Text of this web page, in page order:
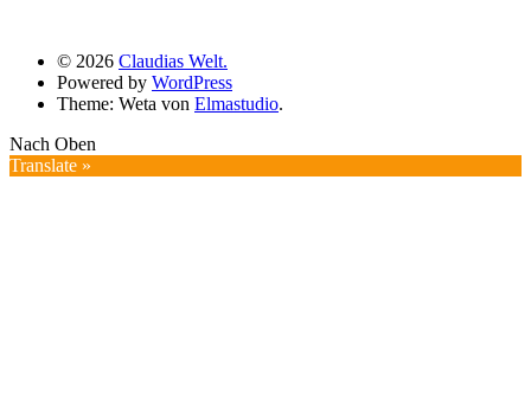
© 2026 Claudias Welt.
Powered by WordPress
Theme: Weta von Elmastudio.
Nach Oben
Translate »